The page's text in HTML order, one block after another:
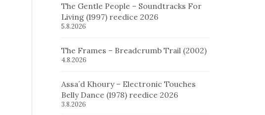
The Gentle People – Soundtracks For
Living (1997) reedice 2026
5.8.2026
The Frames – Breadcrumb Trail (2002)
4.8.2026
Assa´d Khoury – Electronic Touches
Belly Dance (1978) reedice 2026
3.8.2026